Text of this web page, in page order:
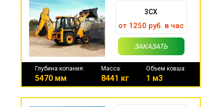
3CX
от 1250 руб. в час
ЗАКАЗАТЬ
Глубина копания:
5470 мм
Масса:
8441 кг
Объем ковша:
1 м3